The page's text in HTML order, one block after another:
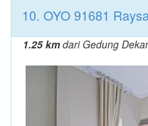
10. OYO 91681
1.25 kmdari Gedung